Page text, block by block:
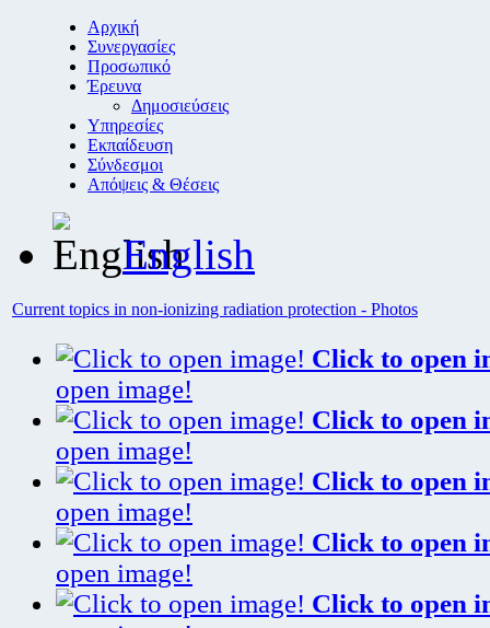
Αρχική
Συνεργασίες
Προσωπικό
Έρευνα
Δημοσιεύσεις
Υπηρεσίες
Εκπαίδευση
Σύνδεσμοι
Απόψεις & Θέσεις
English
Current topics in non-ionizing radiation protection - Photos
Click to open
open image!
Click to open
open image!
Click to open
open image!
Click to open
open image!
Click to open